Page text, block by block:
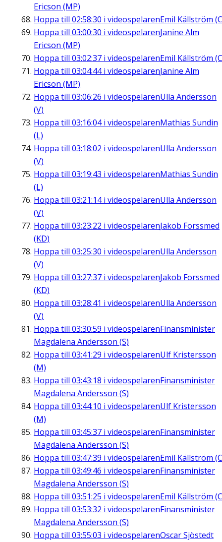
Ericson (MP)
Hoppa till 02:58:30 i videospelarenEmil Källström
Hoppa till 03:00:30 i videospelarenJanine Alm
Ericson (MP)
Hoppa till 03:02:37 i videospelarenEmil Källström
Hoppa till 03:04:44i videospelarenJanine Alm
Ericson (MP)
Hoppa till 03:06:26 i videospelarenUlla Andersson
(V)
Hoppa till 03:16:04i videospelarenMathias Sundin
(L)
Hoppa till 03:18:02 i videospelarenUlla Andersson
(V)
Hoppa till 03:19:43 i videospelarenMathias Sundin
(L)
Hoppa till 03:21:14i videospelarenUlla Andersson
(V)
Hoppa till 03:23:22 i videospelarenJakob Forssmed
(KD)
Hoppa till 03:25:30 i videospelarenUlla Andersson
(V)
Hoppa till 03:27:37 i videospelarenJakob Forssmed
(KD)
Hoppa till 03:28:41 i videospelarenUlla Andersson
(V)
Hoppa till 03:30:59 i videospelarenFinansminister
Magdalena Andersson (S)
Hoppa till 03:41:29 i videospelarenUlf Kristersson
(M)
Hoppa till 03:43:18 i videospelarenFinansminister
Magdalena Andersson (S)
Hoppa till 03:44:10 i videospelarenUlf Kristersson
(M)
Hoppa till 03:45:37 i videospelarenFinansminister
Magdalena Andersson (S)
Hoppa till 03:47:39 i videospelarenEmil Källström
Hoppa till 03:49:46 i videospelarenFinansminister
Magdalena Andersson (S)
Hoppa till 03:51:25 i videospelarenEmil Källström
Hoppa till 03:53:32 i videospelarenFinansminister
Magdalena Andersson (S)
Hoppa till 03:55:03 i videospelarenOscar Sjöstedt